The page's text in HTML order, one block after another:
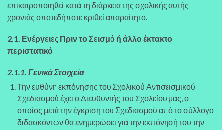
επικαιροποιηθεί κατά τη διάρκεια της σχολικής αυτής
χρονιάς οποτεδήποτε κριθεί απαραίτητο.
2.1. Ενέργειες Πριν το Σεισμό ή άλλο έκτακτο
περιστατικό
2.1.1. Γενικά Στοιχεία
Την ευθύνη εκπόνησης του Σχολικού Αντισεισμικού
Σχεδιασμού έχει ο Διευθυντής του Σχολείου μας, ο
οποίος μετά την έγκριση του Σχεδιασμού από το σύλλογο
διδασκόντων θα ενημερώσει για την εκπόνησή του την